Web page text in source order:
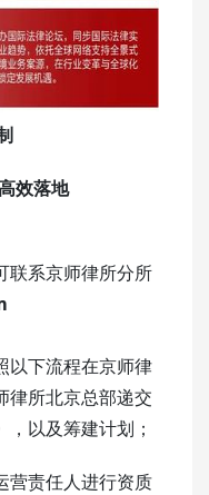
效落地
联系京师律所分所
以下流程在京师律
律所北京总部递交
以及筹建计划；
营责任人进行资质